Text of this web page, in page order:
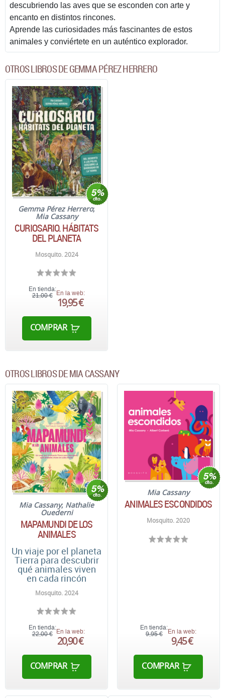
descubriendo las aves que se esconden con arte y
encanto en distintos rincones.
Aprende las curiosidades más fascinantes de estos
animales y conviértete en un auténtico explorador.
OTROS LIBROS DE GEMMA PÉREZ HERRERO
Gemma Pérez Herrero;
Mia Cassany
CURIOSARIO. HÁBITATS
DEL PLANETA
Mosquito. 2024
En tienda:
21,00 € En la web:
19,95 €
COMPRAR
OTROS LIBROS DE MIA CASSANY
Mia Cassany; Nathalie
Ouederni
MAPAMUNDI DE LOS
ANIMALES
Un viaje por el planeta
Tierra para descubrir
qué animales viven
en cada rincón
Mosquito. 2024
En tienda:
22,00 € En la web:
20,90 €
COMPRAR
Mia Cassany
ANIMALES ESCONDIDOS
Mosquito. 2020
En tienda:
9,95 €
En la web:
9,45 €
COMPRAR